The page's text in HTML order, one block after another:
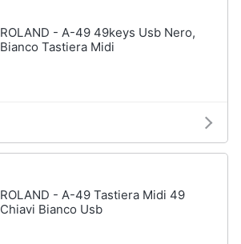
ROLAND - A-49 49keys Usb Nero,
Bianco Tastiera Midi
ROLAND - A-49 Tastiera Midi 49
Chiavi Bianco Usb